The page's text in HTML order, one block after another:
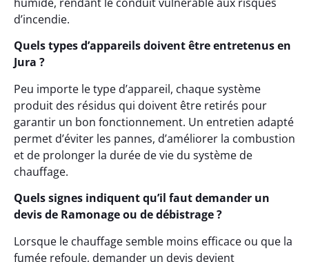
d’incendie.
Quels types d’appareils doivent être entretenus en
Jura ?
Peu importe le type d’appareil, chaque système
produit des résidus qui doivent être retirés pour
garantir un bon fonctionnement. Un entretien adapté
permet d’éviter les pannes, d’améliorer la combustion
et de prolonger la durée de vie du système de
chauffage.
Quels signes indiquent qu’il faut demander un
devis de Ramonage ou de débistrage ?
Lorsque le chauffage semble moins efficace ou que la
fumée refoule, demander un devis devient